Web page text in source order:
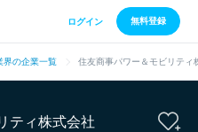
ログイン 無料登録
界の企業一覧 住友商事パワー＆モビリテ
ティ株式会社